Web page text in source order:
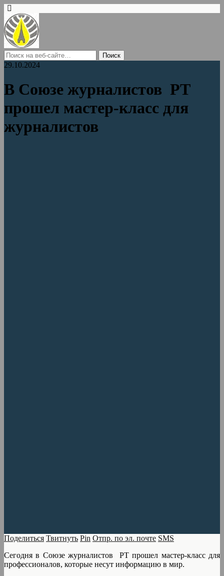
29.10.2024
В Союзе журналистов РТ
прошел мастер-класс для
журналистов
Поделиться Твитнуть Pin Отпр. по эл. почте SMS
Сегодня в Союзе журналистов РТ прошел мастер-класс для
профессионалов, которые несут информацию в мир.